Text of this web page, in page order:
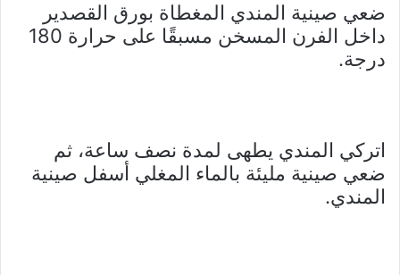
ضعي صينية المندي المغطاة بورق القصدير
داخل الفرن المسخن مسبقًا على حرارة 180
درجة.
اتركي المندي يطهى لمدة نصف ساعة، ثم
ضعي صينية مليئة بالماء المغلي أسفل صينية
المندي.